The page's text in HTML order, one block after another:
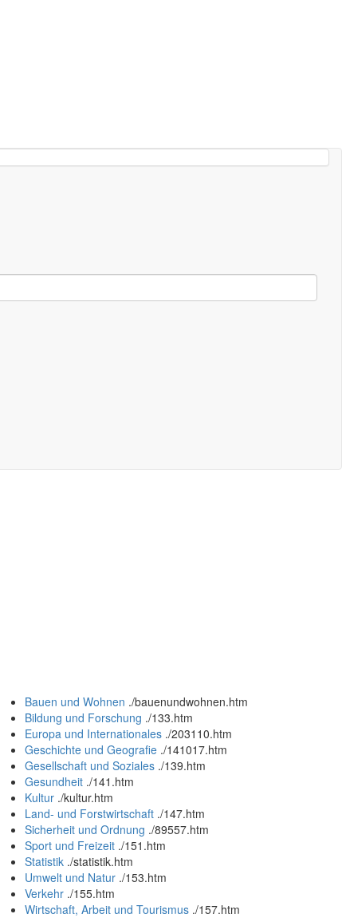
Bauen und Wohnen ./bauenundwohnen.htm
Bildung und Forschung ./133.htm
Europa und Internationales ./203110.htm
Geschichte und Geografie ./141017.htm
Gesellschaft und Soziales ./139.htm
Gesundheit ./141.htm
Kultur ./kultur.htm
Land- und Forstwirtschaft ./147.htm
Sicherheit und Ordnung ./89557.htm
Sport und Freizeit ./151.htm
Statistik ./statistik.htm
Umwelt und Natur ./153.htm
Verkehr ./155.htm
Wirtschaft, Arbeit und Tourismus ./157.htm